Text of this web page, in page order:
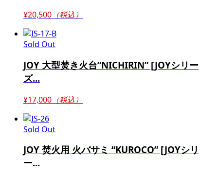
¥20,500 （税込）
Sold Out
JOY 大型焚き火台”NICHIRIN” [JOYシリー
ズ...
¥17,000 （税込）
Sold Out
JOY 焚火用 火バサミ “KUROCO” [JOYシリ
ー...